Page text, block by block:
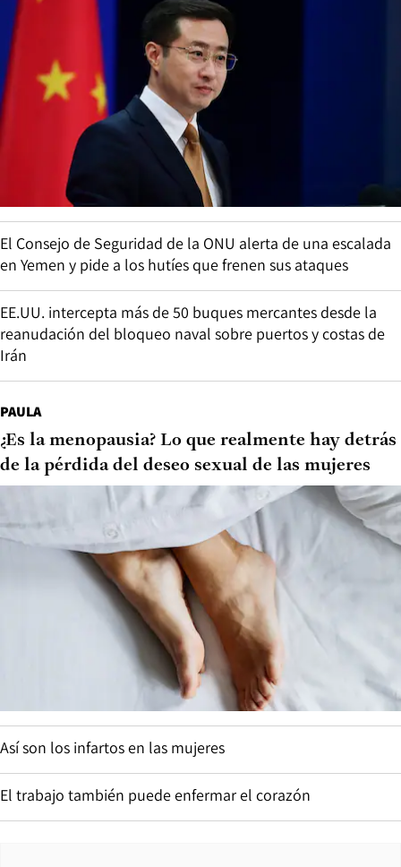
El Consejo de Seguridad de la ONU alerta de una escalada
en Yemen y pide a los hutíes que frenen sus ataques
EE.UU. intercepta más de 50 buques mercantes desde la
reanudación del bloqueo naval sobre puertos y costas de
Irán
PAULA
¿Es la menopausia? Lo que realmente hay detrás
de la pérdida del deseo sexual de las mujeres
Así son los infartos en las mujeres
El trabajo también puede enfermar el corazón